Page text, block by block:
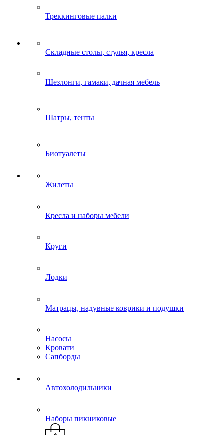
Треккинговые палки
Складные столы, стулья, кресла
Шезлонги, гамаки, дачная мебель
Шатры, тенты
Биотуалеты
Жилеты
Кресла и наборы мебели
Круги
Лодки
Матрацы, надувные коврики и подушки
Насосы
Кровати
Сапборды
Автохолодильники
Наборы пикниковые